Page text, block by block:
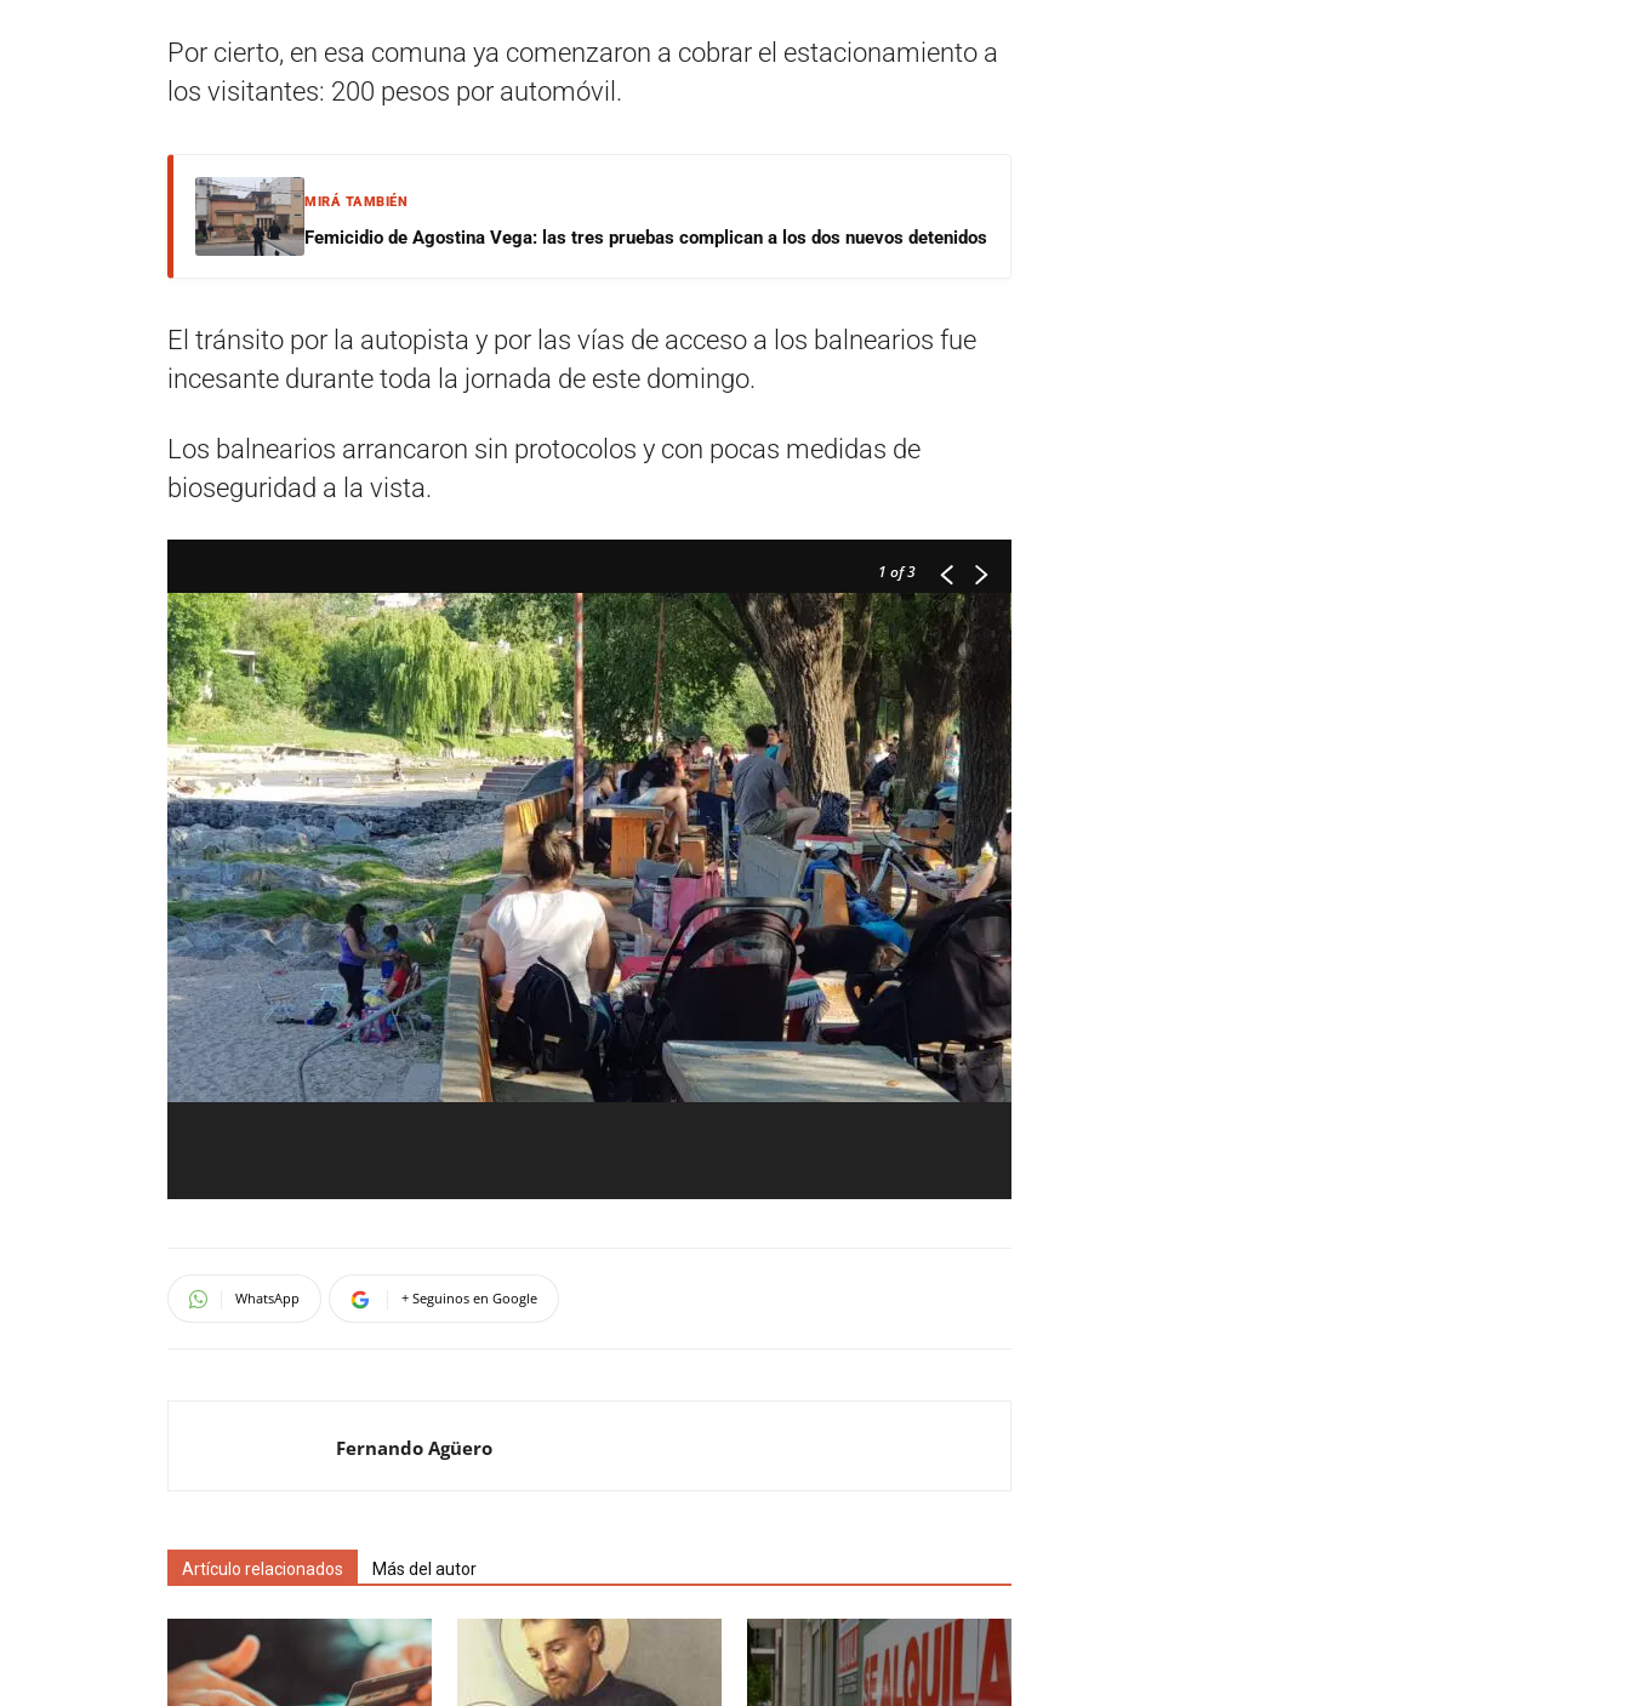
Por cierto, en esa comuna ya comenzaron a cobrar el estacionamiento a
los visitantes: 200 pesos por automóvil.
MIRÁ TAMBIÉN
Femicidio de Agostina Vega: las tres pruebas complican a los dos nuevos detenidos
El tránsito por la autopista y por las vías de acceso a los balnearios fue
incesante durante toda la jornada de este domingo.
Los balnearios arrancaron sin protocolos y con pocas medidas de
bioseguridad a la vista.
1 of 3
WhatsApp + Seguinos en Google
Fernando Agüero
Artículo relacionados Más del autor